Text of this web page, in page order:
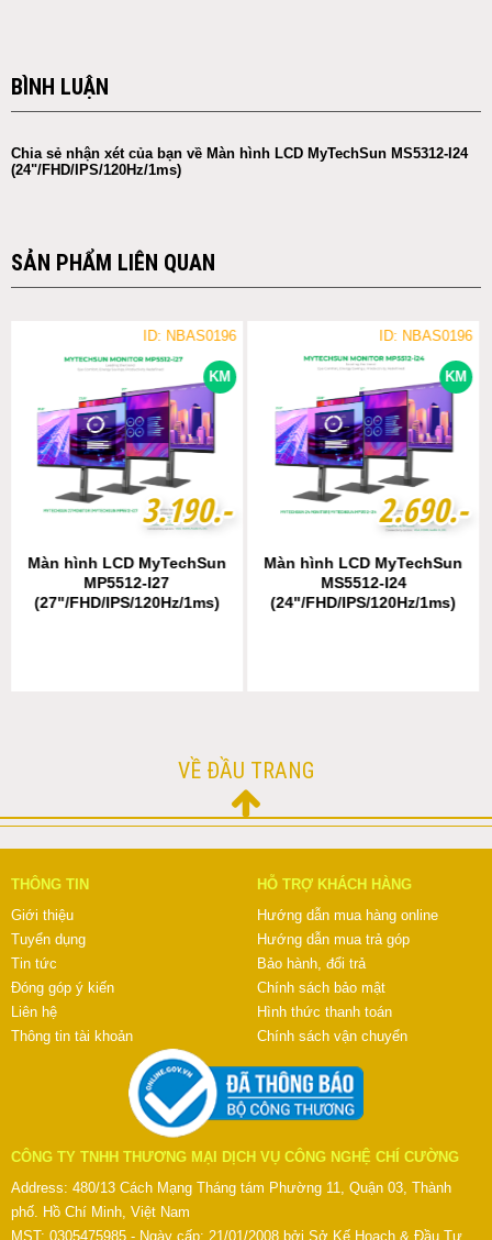
BÌNH LUẬN
Chia sẻ nhận xét của bạn về Màn hình LCD MyTechSun MS5312-I24
(24"/FHD/IPS/120Hz/1ms)
SẢN PHẨM LIÊN QUAN
KM
ID: NBAS0196
3.190.-
3.190.-
Màn hình LCD MyTechSun
MP5512-I27
(27"/FHD/IPS/120Hz/1ms)
KM
ID: NBAS0196
2.690.-
2.690.-
Màn hình LCD MyTechSun
MS5512-I24
(24"/FHD/IPS/120Hz/1ms)
VỀ ĐẦU TRANG
THÔNG TIN
Giới thiệu
Tuyển dụng
Tin tức
Đóng góp ý kiến
Liên hệ
Thông tin tài khoản
HỖ TRỢ KHÁCH HÀNG
Hướng dẫn mua hàng online
Hướng dẫn mua trả góp
Bảo hành, đổi trả
Chính sách bảo mật
Hình thức thanh toán
Chính sách vận chuyển
CÔNG TY TNHH THƯƠNG MẠI DỊCH VỤ CÔNG NGHỆ CHÍ CƯỜNG
Address: 480/13 Cách Mạng Tháng tám Phường 11, Quận 03, Thành
phố. Hồ Chí Minh, Việt Nam
MST: 0305475985 - Ngày cấp: 21/01/2008 bởi Sở Kế Hoạch & Đầu Tư